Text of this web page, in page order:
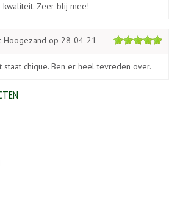
Zeer blij mee!
Hoogezand op 28-04-21
chique. Ben er heel tevreden over.